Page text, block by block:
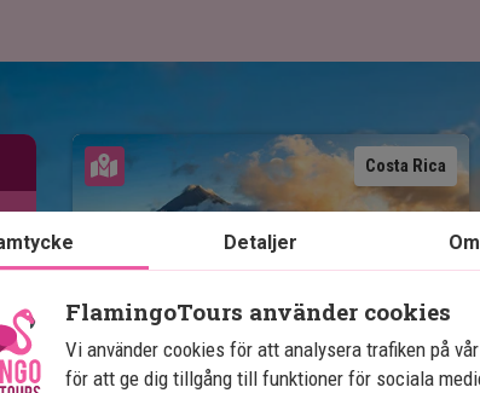
Costa Rica
Se karta
Costa Ricas höjdpunkter
Detaljer
FlamingoTours använder cookies
Vi använder cookies för att analysera trafiken på
för att ge dig tillgång till funktioner för sociala